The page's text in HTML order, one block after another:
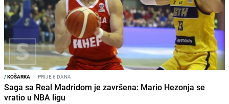
/KOŠARKA I PRIJE 6 DANA
Saga sa Real Madridom je završena: Mario Hezonja se
vratio u NBA ligu